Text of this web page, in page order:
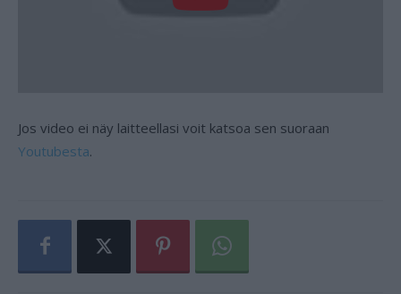
Jos video ei näy laitteellasi voit katsoa sen suoraan
Youtubesta.